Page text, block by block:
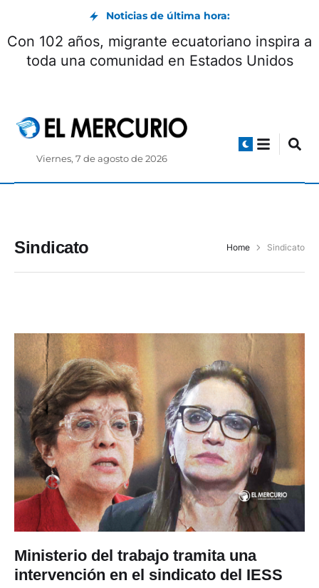
Noticias de última hora:
Con 102 años, migrante ecuatoriano inspira a
toda una comunidad en Estados Unidos
Viernes, 7 de agosto de 2026
Sindicato Home Sindicato
Ministerio del trabajo tramita una
intervención en el sindicato del IESS